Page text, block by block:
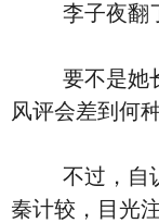
李子夜翻了
要不是她长
风评会差到何
不过，自认
秦计较，目光